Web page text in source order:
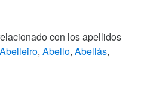
con los apellidos
Abelleiro, Abello, Abellás,